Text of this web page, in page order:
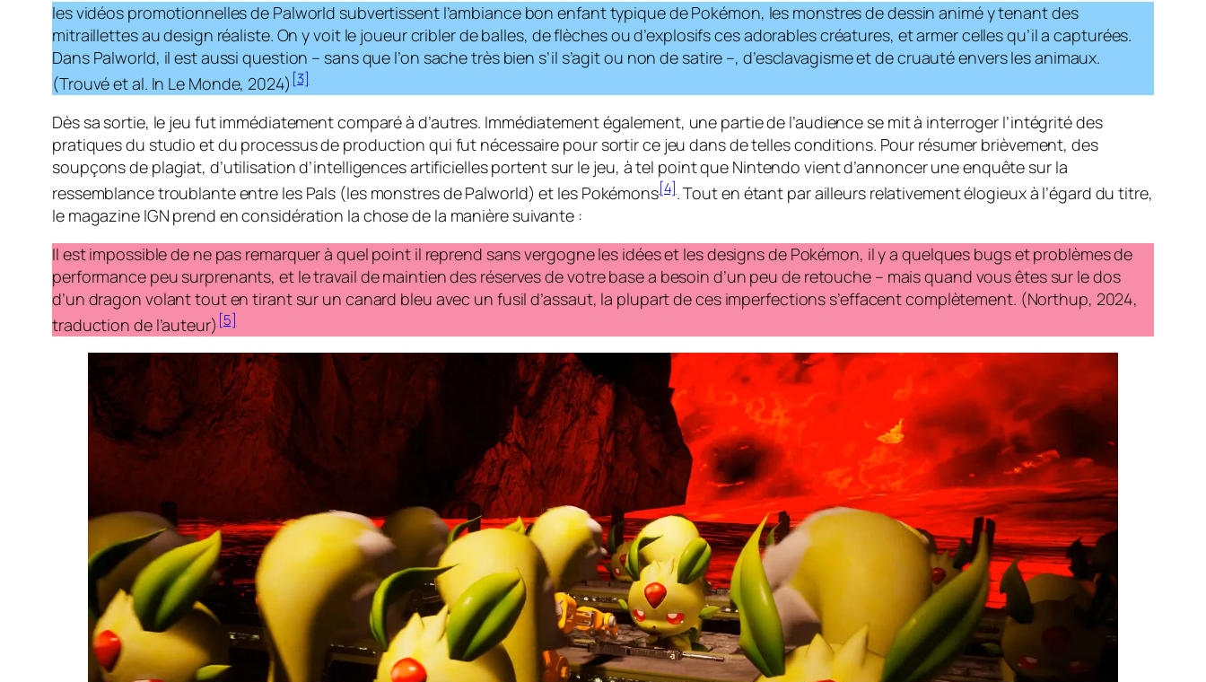
les vidéos promotionnelles de Palworld subvertissent l’ambiance bon enfant typique de Pokémon, les monstres de dessin animé y tenant des
mitraillettes au design réaliste. On y voit le joueur cribler de balles, de flèches ou d’explosifs ces adorables créatures, et armer celles qu’il a capturées.
Dans Palworld, il est aussi question – sans que l’on sache très bien s’il s’agit ou non de satire –, d’esclavagisme et de cruauté envers les animaux.
(Trouvéet al. In Le Monde, 2024)[3]
Dès sa sortie, le jeu fut immédiatement comparé à d’autres. Immédiatement également, une partie de l’audience se mit à interroger l’intégrité des
pratiques du studio et du processus de production qui fut nécessaire pour sortir ce jeu dans de telles conditions. Pour résumer brièvement, des
soupçons de plagiat, d’utilisation d’intelligences artificielles portent sur le jeu, à tel point que Nintendo vient d’annoncer une enquête sur la
ressemblance troublante entre les Pals (les monstres dePalworld) et les Pokémons[4]. Tout en étant par ailleurs relativement élogieux à l’égard du titre,
le magazine IGN prend en considération la chose de la manière suivante :
Il est impossible de ne pas remarquer à quel point il reprend sans vergogne les idées et les designs de Pokémon, il y a quelques bugs et problèmes de
performance peu surprenants, et le travail de maintien des réserves de votre base a besoin d’un peu de retouche – mais quand vous êtes sur le dos
d’un dragon volant tout en tirant sur un canard bleu avec un fusil d’assaut, la plupart de ces imperfections s’effacent complètement. (Northup, 2024,
traduction de l’auteur)[5]